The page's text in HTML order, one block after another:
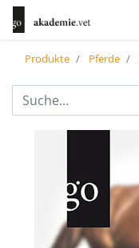
Produkte Pferde